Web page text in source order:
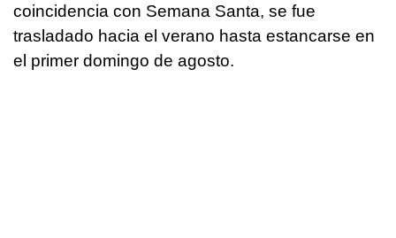
coincidencia con Semana Santa, se fue
trasladado hacia el verano hasta estancarse en
el primer domingo de agosto.